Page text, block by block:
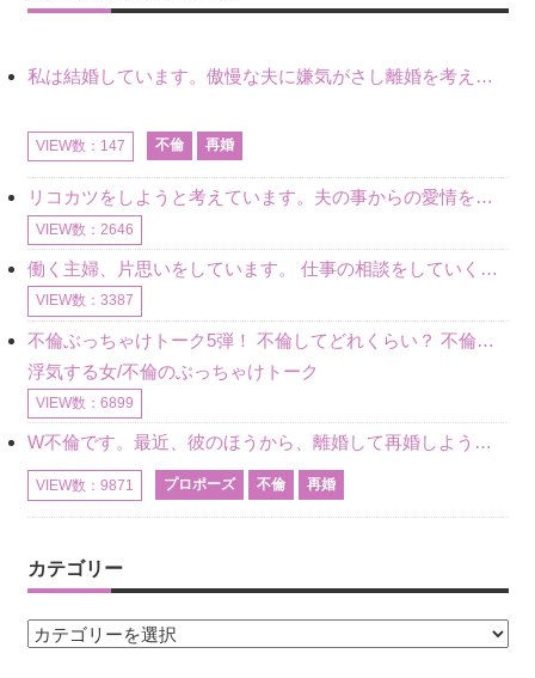
私は結婚しています。傲慢な夫に嫌気がさし離婚を考えていたときに、彼と出会いました。彼には恋人がいましたが、話をするうちに、夫とのことを相談するようにな
VIEW数：147 不倫 再婚
リコカツをしようと考えています。夫の事からの愛情を全く感じません。子供がいるので、子供が成長するまではと我慢しています。 まず、お金が必要だと考え、仕事の量も増やしました。ところが、夫は働かず、結局は
VIEW数：2646
働く主婦、片思いをしています。 仕事の相談をしていくうちに、彼のことを好きになりました。私には夫も子供もいます。不倫をしているわけでもなく、もちろん、この気持ちは誰にも話していません。 ラインをする関
VIEW数：3387
不倫ぶっちゃけトーク5弾！ 不倫してどれくらい？ 不倫のあれこれを、なんでもどうぞ♪♪
浮気する女/不倫のぶっちゃけトーク
VIEW数：6899
W不倫です。最近、彼のほうから、離婚して再婚しよう、と言ってきました。ハッキリいうと、そこまでは考えていませんでした。彼を好きな気持ちはあるし、彼なしの生活は考えられません。だけど、離婚して再婚すると
VIEW数：9871 プロポーズ 不倫 再婚
カテゴリー
カ